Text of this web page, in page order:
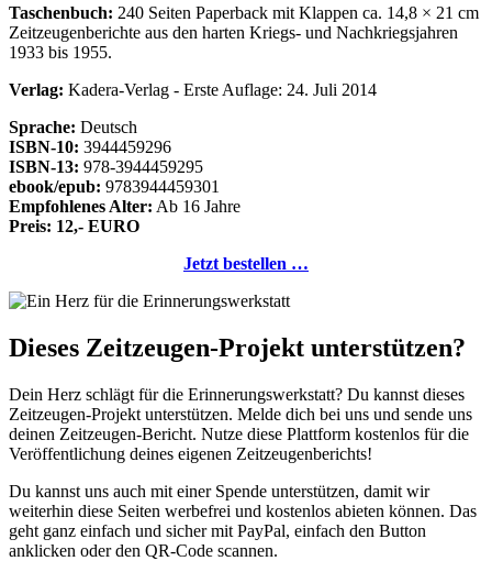
Taschenbuch: 240 Seiten Paperback mit Klappen ca. 14,8 × 21 cm
Zeitzeugenberichte aus den harten Kriegs- und Nachkriegsjahren
1933 bis 1955.
Verlag: Kadera-Verlag - Erste Auflage: 24. Juli 2014
Sprache: Deutsch
ISBN-10: 3944459296
ISBN-13: 978-3944459295
ebook/epub: 9783944459301
Empfohlenes Alter: Ab 16 Jahre
Preis: 12,- EURO
Jetzt bestellen …
Dieses Zeitzeugen-Projekt unterstützen?
Dein Herz schlägt für die Erinnerungswerkstatt? Du kannst dieses
Zeitzeugen-Projekt unterstützen. Melde dich bei uns und sende uns
deinen Zeitzeugen-Bericht. Nutze diese Plattform kostenlos für die
Veröffentlichung deines eigenen Zeitzeugenberichts!
Du kannst uns auch mit einer Spende unterstützen, damit wir
weiterhin diese Seiten werbefrei und kostenlos abieten können. Das
geht ganz einfach und sicher mit PayPal, einfach den Button
anklicken oder den QR-Code scannen.